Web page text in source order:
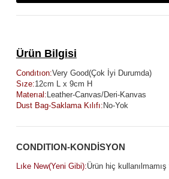
Ürün Bilgisi
Condıtıon:Very Good(Çok İyi Durumda)
Sıze:12cm L x 9cm H
Materıal: Leather-Canvas/Deri-Kanvas
Dust Bag-Saklama Kılıfı: No-Yok
CONDITION-KONDİSYON
Lıke New(Yeni Gibi):Ürün hiç